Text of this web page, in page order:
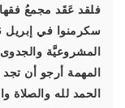
فلقد عَقَد مجمعُ
المشروعيَّة
المهمة أرجو أن
الحمد لله